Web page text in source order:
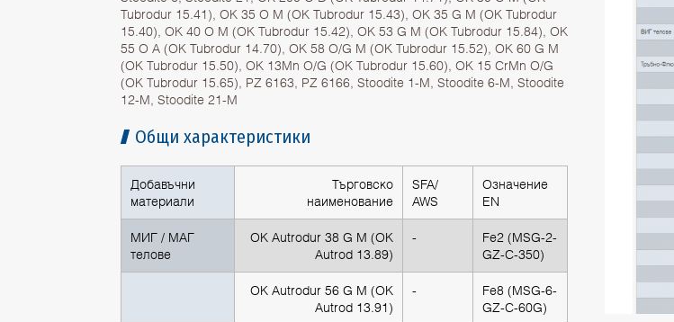
Tubrodur 15.41), OK 35 O M (ОК Tubrodur 15.43), OK 35 G M (ОК Tubrodur
15.40), OK 40 O M (ОК Tubrodur 15.42), OK 53 G M (ОК Tubrodur 15.84), OK
55 O A (ОК Tubrodur 14.70), OK 58 O/G M (ОК Tubrodur 15.52), OK 60 G M
(ОК Tubrodur 15.50), OK 13Mn O/G (ОК Tubrodur 15.60), OK 15 CrMn O/G
(ОК Tubrodur 15.65), PZ 6163, PZ 6166, Stoodite 1-M, Stoodite 6-M, Stoodite
12-M, Stoodite 21-M
Общи характеристики
Добавъчни
материали
Търговскo
наименование
SFA/
AWS
Oзначение
ЕN
МИГ / МАГ
телове
OK Autrodur 38 G M (ОК
Autrod 13.89)
-
Fe2 (MSG-2-
GZ-C-350)
OK Autrodur 56 G M (ОК
Autrod 13.91)
-
Fe8 (MSG-6-
GZ-C-60G)